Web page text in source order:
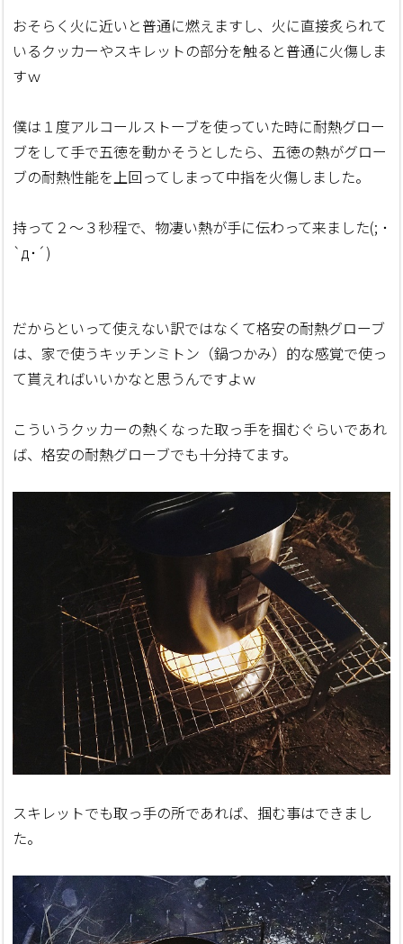
おそらく火に近いと普通に燃えますし、火に直接炙られて
いるクッカーやスキレットの部分を触ると普通に火傷しま
すｗ
僕は１度アルコールストーブを使っていた時に耐熱グロー
ブをして手で五徳を動かそうとしたら、五徳の熱がグロー
ブの耐熱性能を上回ってしまって中指を火傷しました。
持って２～３秒程で、物凄い熱が手に伝わって来ました(; ･
`д･´)
だからといって使えない訳ではなくて格安の耐熱グローブ
は、家で使うキッチンミトン（鍋つかみ）的な感覚で使っ
て貰えればいいかなと思うんですよｗ
こういうクッカーの熱くなった取っ手を掴むぐらいであれ
ば、格安の耐熱グローブでも十分持てます。
スキレットでも取っ手の所であれば、掴む事はできまし
た。